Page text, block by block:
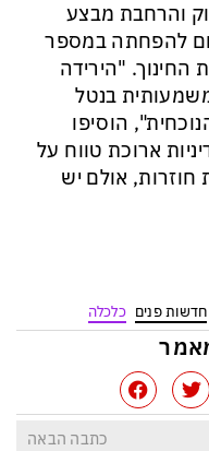
והרחבת מבצע
להפחתה במספר
החינוך. "הירידה
בנטל
הוסיפו
ארוכת טווח על
חוזרות, אולם יש
חדשות פנים כלכלה
כתבה הבאה